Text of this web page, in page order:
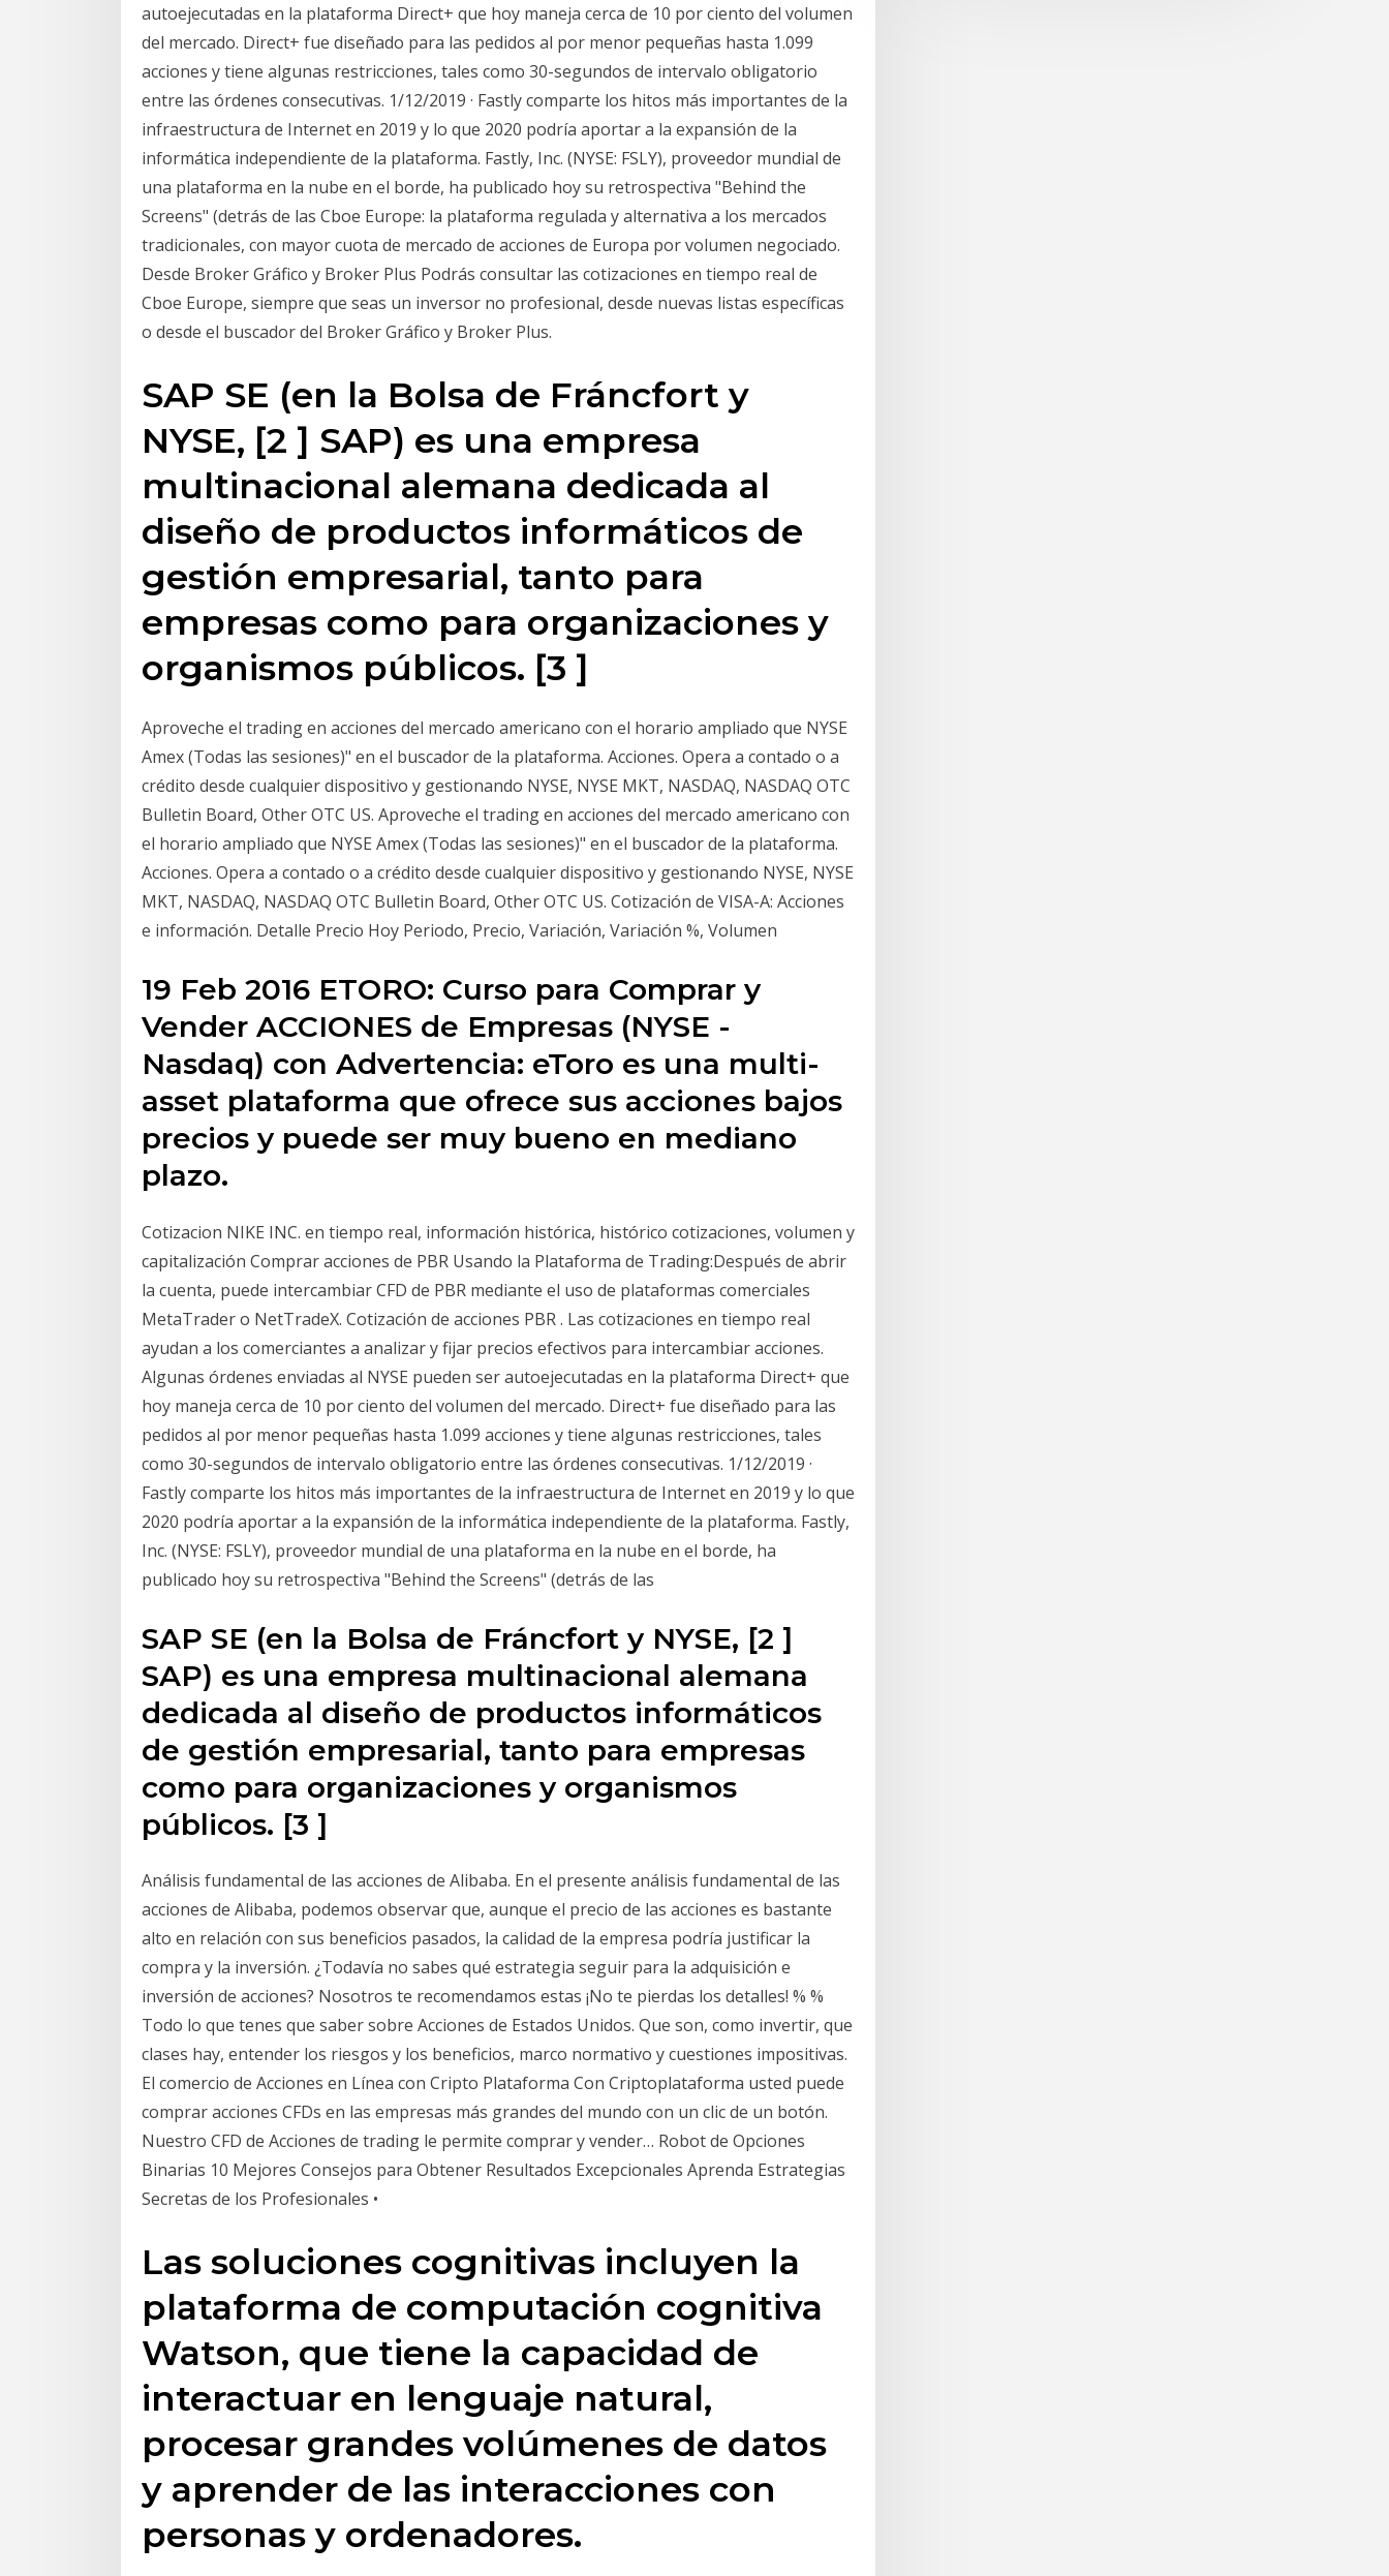
autoejecutadas en la plataforma Direct+ que hoy maneja cerca de 10 por ciento del volumen
del mercado. Direct+ fue diseñado para las pedidos al por menor pequeñas hasta 1.099
acciones y tiene algunas restricciones, tales como 30-segundos de intervalo obligatorio
entre las órdenes consecutivas. 1/12/2019 · Fastly comparte los hitos más importantes de la
infraestructura de Internet en 2019 y lo que 2020 podría aportar a la expansión de la
informática independiente de la plataforma. Fastly, Inc. (NYSE: FSLY), proveedor mundial de
una plataforma en la nube en el borde, ha publicado hoy su retrospectiva "Behind the
Screens" (detrás de las Cboe Europe: la plataforma regulada y alternativa a los mercados
tradicionales, con mayor cuota de mercado de acciones de Europa por volumen negociado.
Desde Broker Gráfico y Broker Plus Podrás consultar las cotizaciones en tiempo real de
Cboe Europe, siempre que seas un inversor no profesional, desde nuevas listas específicas
o desde el buscador del Broker Gráfico y Broker Plus.
SAP SE (en la Bolsa de Fráncfort y
NYSE, [2 ] SAP) es una empresa
multinacional alemana dedicada al
diseño de productos informáticos de
gestión empresarial, tanto para
empresas como para organizaciones y
organismos públicos. [3 ]
Aproveche el trading en acciones del mercado americano con el horario ampliado que NYSE
Amex (Todas las sesiones)" en el buscador de la plataforma. Acciones. Opera a contado o a
crédito desde cualquier dispositivo y gestionando NYSE, NYSE MKT, NASDAQ, NASDAQ OTC
Bulletin Board, Other OTC US. Aproveche el trading en acciones del mercado americano con
el horario ampliado que NYSE Amex (Todas las sesiones)" en el buscador de la plataforma.
Acciones. Opera a contado o a crédito desde cualquier dispositivo y gestionando NYSE, NYSE
MKT, NASDAQ, NASDAQ OTC Bulletin Board, Other OTC US. Cotización de VISA-A: Acciones
e información. Detalle Precio Hoy Periodo, Precio, Variación, Variación %, Volumen
19 Feb 2016 ETORO: Curso para Comprar y
Vender ACCIONES de Empresas (NYSE -
Nasdaq) con Advertencia: eToro es una multi-
asset plataforma que ofrece sus acciones bajos
precios y puede ser muy bueno en mediano
plazo.
Cotizacion NIKE INC. en tiempo real, información histórica, histórico cotizaciones, volumen y
capitalización Comprar acciones de PBR Usando la Plataforma de Trading:Después de abrir
la cuenta, puede intercambiar CFD de PBR mediante el uso de plataformas comerciales
MetaTrader o NetTradeX. Cotización de acciones PBR . Las cotizaciones en tiempo real
ayudan a los comerciantes a analizar y fijar precios efectivos para intercambiar acciones.
Algunas órdenes enviadas al NYSE pueden ser autoejecutadas en la plataforma Direct+ que
hoy maneja cerca de 10 por ciento del volumen del mercado. Direct+ fue diseñado para las
pedidos al por menor pequeñas hasta 1.099 acciones y tiene algunas restricciones, tales
como 30-segundos de intervalo obligatorio entre las órdenes consecutivas. 1/12/2019 ·
Fastly comparte los hitos más importantes de la infraestructura de Internet en 2019 y lo que
2020 podría aportar a la expansión de la informática independiente de la plataforma. Fastly,
Inc. (NYSE: FSLY), proveedor mundial de una plataforma en la nube en el borde, ha
publicado hoy su retrospectiva "Behind the Screens" (detrás de las
SAP SE (en la Bolsa de Fráncfort y NYSE, [2 ]
SAP) es una empresa multinacional alemana
dedicada al diseño de productos informáticos
de gestión empresarial, tanto para empresas
como para organizaciones y organismos
públicos. [3 ]
Análisis fundamental de las acciones de Alibaba. En el presente análisis fundamental de las
acciones de Alibaba, podemos observar que, aunque el precio de las acciones es bastante
alto en relación con sus beneficios pasados, la calidad de la empresa podría justificar la
compra y la inversión. ¿Todavía no sabes qué estrategia seguir para la adquisición e
inversión de acciones? Nosotros te recomendamos estas ¡No te pierdas los detalles! % %
Todo lo que tenes que saber sobre Acciones de Estados Unidos. Que son, como invertir, que
clases hay, entender los riesgos y los beneficios, marco normativo y cuestiones impositivas.
El comercio de Acciones en Línea con Cripto Plataforma Con Criptoplataforma usted puede
comprar acciones CFDs en las empresas más grandes del mundo con un clic de un botón.
Nuestro CFD de Acciones de trading le permite comprar y vender… Robot de Opciones
Binarias 10 Mejores Consejos para Obtener Resultados Excepcionales Aprenda Estrategias
Secretas de los Profesionales •
Las soluciones cognitivas incluyen la
plataforma de computación cognitiva
Watson, que tiene la capacidad de
interactuar en lenguaje natural,
procesar grandes volúmenes de datos
y aprender de las interacciones con
personas y ordenadores.